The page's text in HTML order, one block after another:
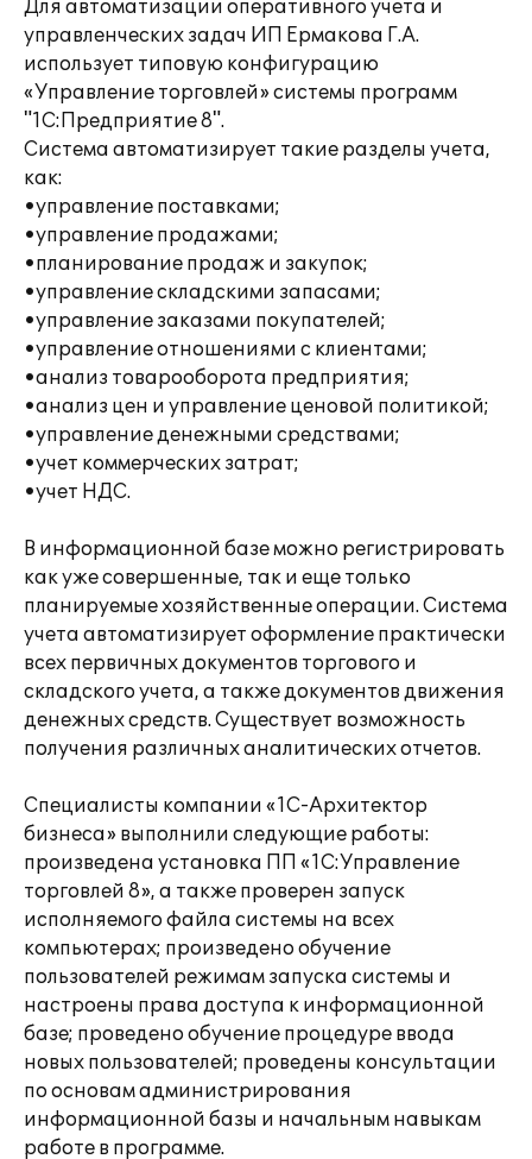
Для автоматизации оперативного учета и
управленческих задач ИП Ермакова Г.А.
использует типовую конфигурацию
«Управление торговлей» системы программ
"1С:Предприятие 8".
Система автоматизирует такие разделы учета,
как:
•управление поставками;
•управление продажами;
•планирование продаж и закупок;
•управление складскими запасами;
•управление заказами покупателей;
•управление отношениями с клиентами;
•анализ товарооборота предприятия;
•анализ цен и управление ценовой политикой;
•управление денежными средствами;
•учет коммерческих затрат;
•учет НДС.
В информационной базе можно регистрировать
как уже совершенные, так и еще только
планируемые хозяйственные операции. Система
учета автоматизирует оформление практически
всех первичных документов торгового и
складского учета, а также документов движения
денежных средств. Существует возможность
получения различных аналитических отчетов.
Специалисты компании «1С-Архитектор
бизнеса» выполнили следующие работы:
произведена установка ПП «1С:Управление
торговлей 8», а также проверен запуск
исполняемого файла системы на всех
компьютерах; произведено обучение
пользователей режимам запуска системы и
настроены права доступа к информационной
базе; проведено обучение процедуре ввода
новых пользователей; проведены консультации
по основам администрирования
информационной базы и начальным навыкам
работе в программе.